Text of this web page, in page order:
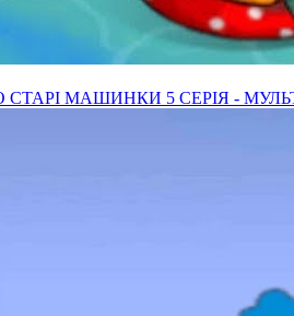
СТАРІ МАШИНКИ 5 СЕРІЯ -